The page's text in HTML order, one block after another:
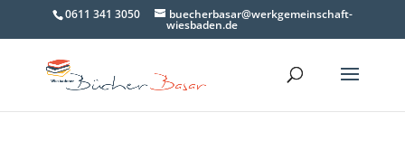
0611 341 3050 buecherbasar@werkgemeinschaft-
wiesbaden.de